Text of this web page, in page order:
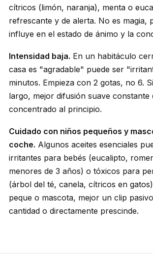
cítricos (limón, naranja), menta o
refrescante y de alerta. No es magia,
influye en el estado de ánimo y la
Intensidad baja. En un habitáculo
casa es "agradable" puede ser
minutos. Empieza con 2 gotas, no 6.
largo, mejor difusión suave constante
concentrado al principio.
Cuidado con niños pequeños y
coche. Algunos aceites esenciales
irritantes para bebés (eucalipto,
menores de 3 años) o tóxicos para
(árbol del té, canela, cítricos en
peque o mascota, mejor un clip
cantidad o directamente prescinde.